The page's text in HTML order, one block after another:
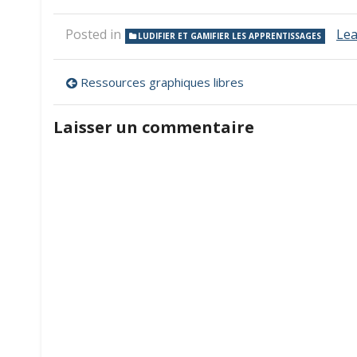
Posted in LUDIFIER ET GAMIFIER LES APPRENTISSAGES
Navigation
de
l’article
Ressources graphiques libres
Laisser un commentaire